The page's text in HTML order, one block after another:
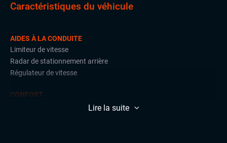
Caractéristiques du véhicule
AIDES À LA CONDUITE
Limiteur de vitesse
Radar de stationnement arrière
Régulateur de vitesse
CONFORT
Climatisation automatique multizones
Lire la suite